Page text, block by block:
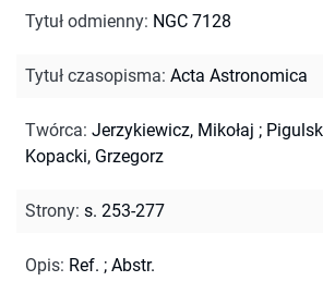
Tytuł odmienny: NGC 7128
Tytuł czasopisma: Acta Astronomica
Twórca: Jerzykiewicz, Mikołaj ;
Kopacki, Grzegorz
Strony: s. 253-277
Opis: Ref. ; Abstr.